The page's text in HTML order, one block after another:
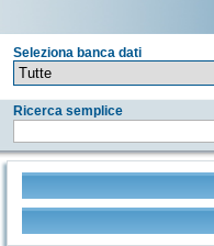
Seleziona banca dati
Ricerca semplice
Stampa - Email - Export